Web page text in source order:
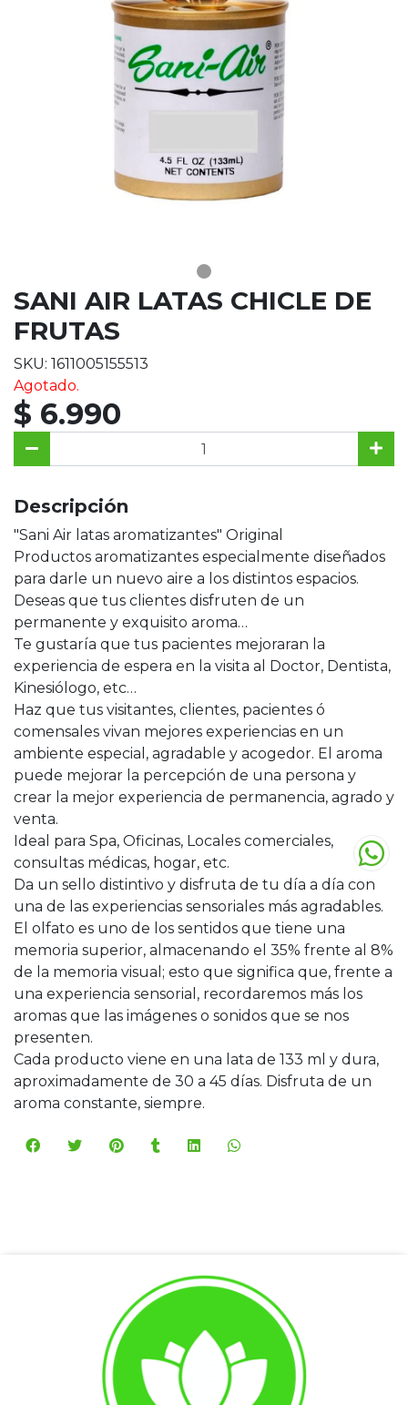
SANI AIR LATAS CHICLE DE
FRUTAS
SKU: 1611005155513
Agotado.
$ 6.990
Descripción
"Sani Air latas aromatizantes" Original
Productos aromatizantes especialmente diseñados
para darle un nuevo aire a los distintos espacios.
Deseas que tus clientes disfruten de un
permanente y exquisito aroma…
Te gustaría que tus pacientes mejoraran la
experiencia de espera en la visita al Doctor, Dentista,
Kinesiólogo, etc…
Haz que tus visitantes, clientes, pacientes ó
comensales vivan mejores experiencias en un
ambiente especial, agradable y acogedor. El aroma
puede mejorar la percepción de una persona y
crear la mejor experiencia de permanencia, agrado y
venta.
Ideal para Spa, Oficinas, Locales comerciales,
consultas médicas, hogar, etc.
Da un sello distintivo y disfruta de tu día a día con
una de las experiencias sensoriales más agradables.
El olfato es uno de los sentidos que tiene una
memoria superior, almacenando el 35% frente al 8%
de la memoria visual; esto que significa que, frente a
una experiencia sensorial, recordaremos más los
aromas que las imágenes o sonidos que se nos
presenten.
Cada producto viene en una lata de 133 ml y dura,
aproximadamente de 30 a 45 días. Disfruta de un
aroma constante, siempre.